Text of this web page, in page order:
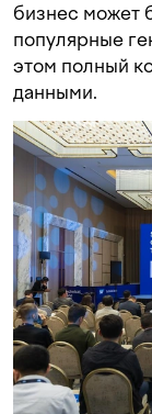
бизнес может
популярные
этом полный
данными.